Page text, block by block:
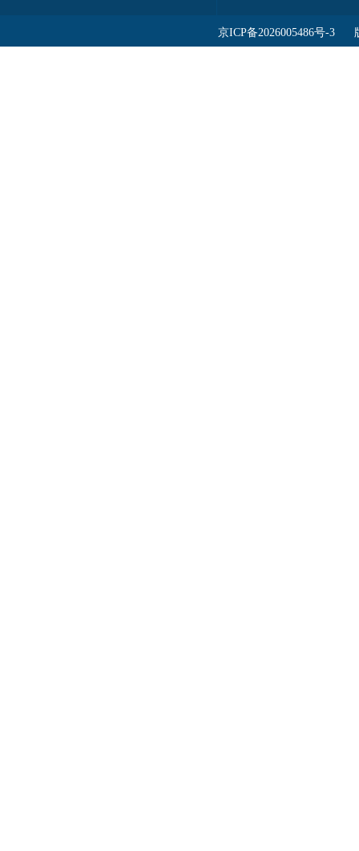
京ICP备2026005486号-3